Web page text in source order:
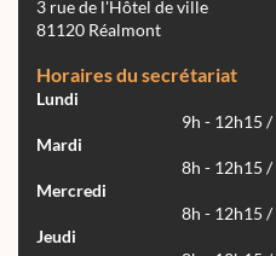
3 rue de l'Hôtel de ville
81120 Réalmont
Horaires du secrétariat
Lundi
9h - 12h15
Mardi
8h - 12h15
Mercredi
8h - 12h15
Jeudi